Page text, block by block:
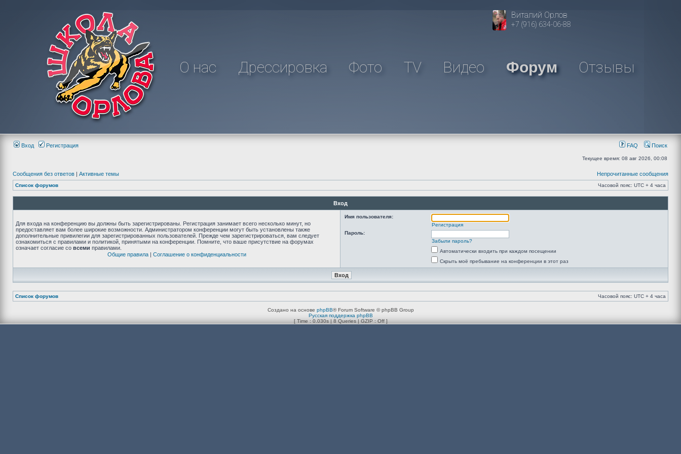
Виталий Орлов
+7 (916) 634-06-88
О нас Дрессировка Фото TV Видео Форум Отзывы
Вход Регистрация FAQ Поиск
Текущее время: 08 авг 2026, 00:08
Сообщения без ответов | Активные темы Непрочитанные сообщения
Список форумов Часовой пояс: UTC + 4 часа
Вход
Для входа на конференцию вы должны быть зарегистрированы. Регистрация занимает всего несколько минут, но
предоставляет вам более широкие возможности. Администратором конференции могут быть установлены также
дополнительные привилегии для зарегистрированных пользователей. Прежде чем зарегистрироваться, вам следует
ознакомиться с правилами и политикой, принятыми на конференции. Помните, что ваше присутствие на форумах
означает согласие со всеми правилами.
Общие правила| Соглашение о конфиденциальности
Имя пользователя:
Регистрация
Пароль:
Забыли пароль?
Автоматически входить при каждом посещении
Скрыть моё пребывание на конференции в этот раз
Список форумов Часовой пояс: UTC + 4 часа
Создано на основе phpBB® Forum Software © phpBB Group
Русская поддержка phpBB
[ Time : 0.030s | 8 Queries | GZIP : Off ]